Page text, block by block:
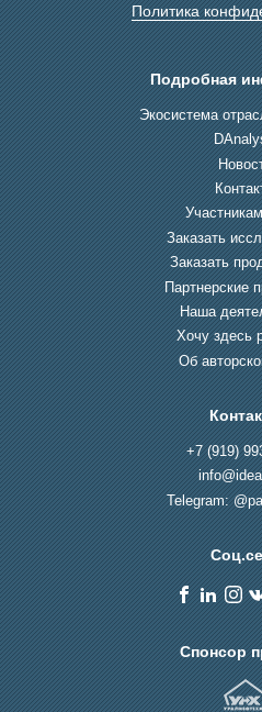
Политика
Подробная
Экосистема
Заказать
Заказать
Партнерские
Наша
Хочу здесь
Об
+7 (919)
Telegram:
Спонсор